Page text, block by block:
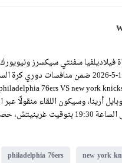
فيلاديلفيا سفنتي سيكسرز
أرينا، وسيكون اللقاء منقولًا عبر
المختصة على الساعة 19:30 بتوقيت
new york
philadelphia 76ers